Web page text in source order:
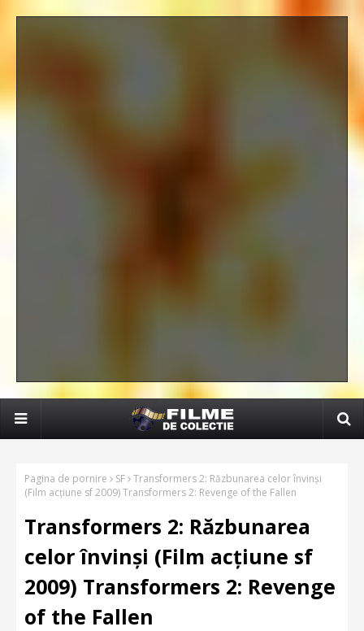
Pagina de pornire SF Transformers 2: Răzbunarea celor învinși
(Film acțiune sf 2009) Transformers 2: Revenge of the Fallen
Transformers 2: Răzbunarea
celor învinși (Film acțiune sf
2009) Transformers 2: Revenge
of the Fallen